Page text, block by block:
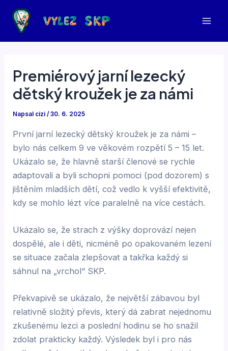
Přeskočit
obsah
Premiérový jarní lezecký
dětský kroužek je za námi
Napsal cizi/30. 6. 2025
První jarní lezecký dětský kroužek je za námi –
bylo nás celkem 9 ve věkovém rozpětí 5 – 15 let.
Ukázalo se, že hlavně starší členové se rychle
adaptovali a byli schopni pomoci (pod dozorem) s
jištěním mladších dětí, což vedlo k vyšší efektivitě,
kdy se mohlo lézt více paralelně na více cestách.
Ukázalo se, že strach z výšky doprovází nejen
dospělé, ale i děti, nicméně po opakovaném lezení
se situace začala zlepšovat a takřka každý si
sáhnul na „vrchol“ SKP.
Překvapivě se ukázalo, že největší zábavou byl
relativně složitý převis, který dá zabrat nejednomu
zkušenému lezci a poslední hodinu se ho snažil
zdolat prakticky každý. Výsledek byl i pro nás